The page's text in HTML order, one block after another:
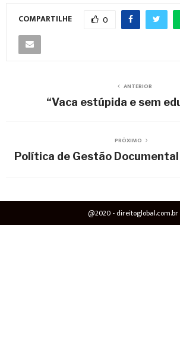
COMPARTILHE 0
ANTERIOR
“Vaca estúpida e sem
PRÓXIMO
Política de Gestão
@2020 - direitoglobal.com.br